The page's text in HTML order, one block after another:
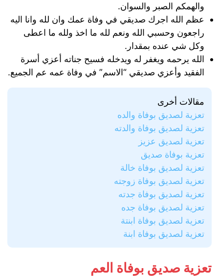
والهمكم الصبر والسوان.
عظم الله اجرك صديقي في وفاة عمك وان لله وانا اليه
راجعون وحسبي الله ونعم لله ما اخذ ولله ما اعطى
وكل شي عنده بمقدار.
الله يرحمه ويغفر له ويدخله فسيح جناته أعزي أسرة
الفقيد وأعزي صديقي “الاسم” في وفاة عمه عم الجميع.
مقالات أخرى
تعزية لصديق بوفاة والده
تعزية لصديق بوفاة والدته
تعزية لصديق عزيز
تعزية بوفاة صديق
تعزية لصديق بوفاة خالة
تعزية لصديق بوفاة زوجته
تعزية لصديق بوفاة جدته
تعزية لصديق بوفاة جده
تعزية لصديق بوفاة ابنتة
تعزية لصديق بوفاة ابنة
تعزية صديق بوفاة العم